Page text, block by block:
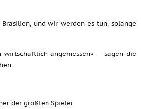
und wir werden es tun, solange
wirtschaftlich angemessen» — sagen die
der größten Spieler